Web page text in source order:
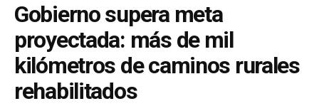
Gobierno supera meta
proyectada: más de mil
kilómetros de caminos rurales
rehabilitados